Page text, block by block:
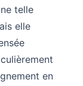
telle
elle
en